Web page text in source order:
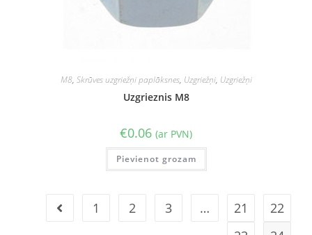
M8, Skrūves uzgriežņi paplāksnes, Uzgriežņi, Uzgriežņi
Uzgrieznis M8
€0.06 (ar PVN)
Pievienot grozam
1 2 3 … 21
22